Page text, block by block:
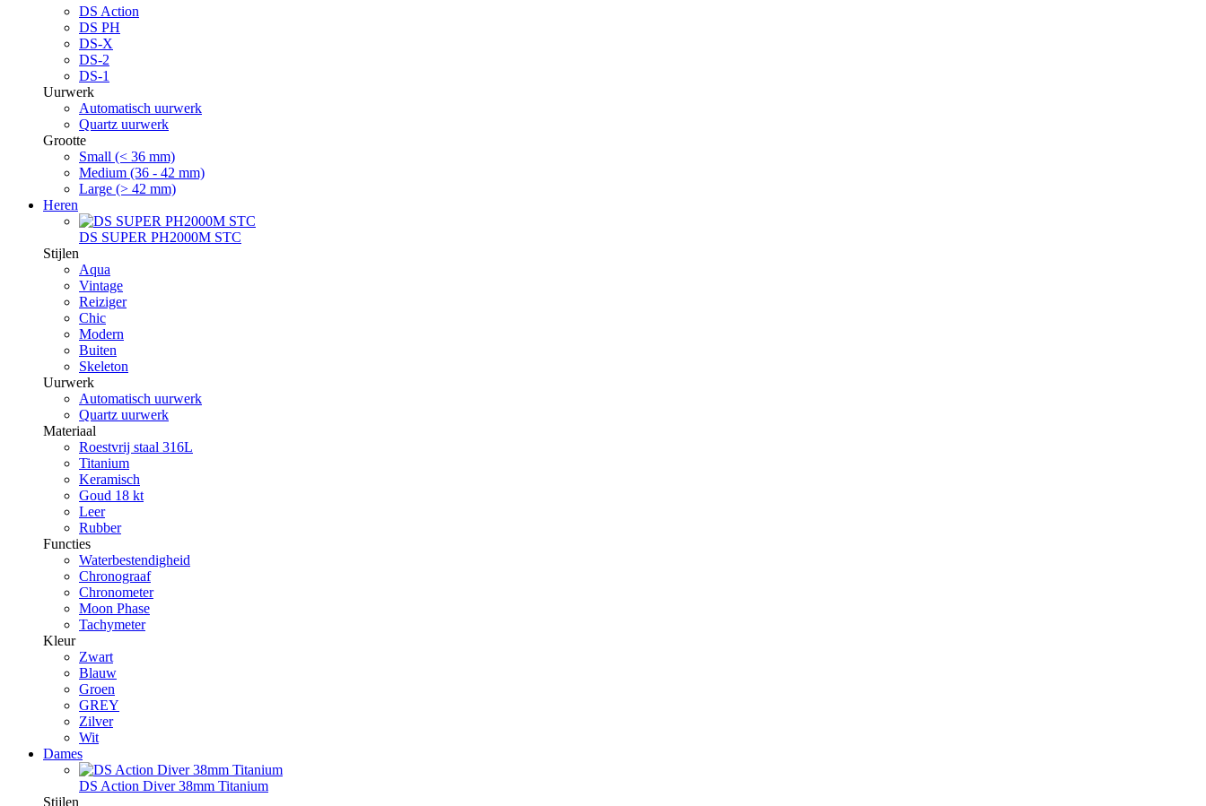
DS Action
DS PH
DS-X
DS-2
DS-1
Uurwerk
Automatisch uurwerk
Quartz uurwerk
Grootte
Small (< 36 mm)
Medium (36 - 42 mm)
Large (> 42 mm)
Heren
DS SUPER PH2000M STC
Stijlen
Aqua
Vintage
Reiziger
Chic
Modern
Buiten
Skeleton
Uurwerk
Automatisch uurwerk
Quartz uurwerk
Materiaal
Roestvrij staal 316L
Titanium
Keramisch
Goud 18 kt
Leer
Rubber
Functies
Waterbestendigheid
Chronograaf
Chronometer
Moon Phase
Tachymeter
Kleur
Zwart
Blauw
Groen
GREY
Zilver
Wit
Dames
DS Action Diver 38mm Titanium
Stijlen